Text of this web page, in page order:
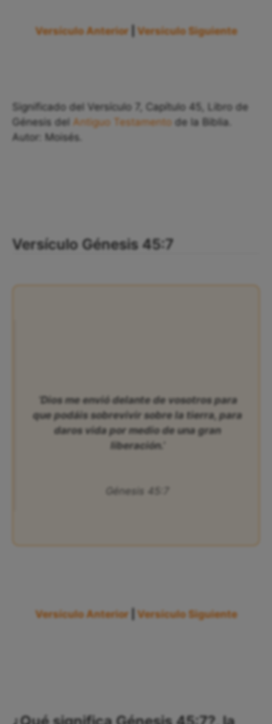
Versículo Anterior Versículo Siguiente
Significado del Versículo 7, Capítulo 45, Libro de
Génesis del Antiguo Testamento de la Biblia.
Autor: Moisés.
Versículo Génesis 45:7
‘Dios me envió delante de vosotros para
que podáis sobrevivir sobre la tierra, para
daros vida por medio de una gran
liberación.’
Génesis 45:7
Versículo Anterior Versículo Siguiente